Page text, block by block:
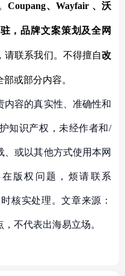
Coupang、Wayfair 、沃
，品牌文案策划及全网
请联系我们。不得擅自改
部或部分内容。
内容的真实性、准确性和
知识产权，未经作者和/
或以其他方式使用本网
版权问题，烦请联系
核实处理。文章来源：
不代表出海易立场。